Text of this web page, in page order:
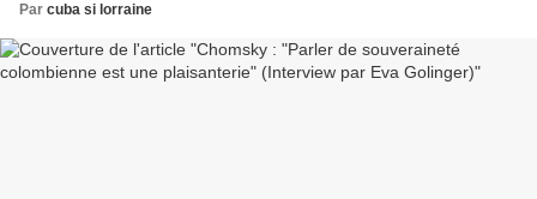
Par cuba si lorraine